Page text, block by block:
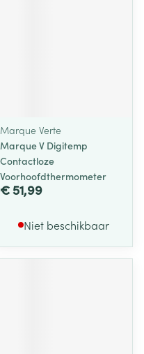
Marque Verte
Marque V Digitemp
Contactloze
Voorhoofdthermometer
€ 51,99
Niet beschikbaar